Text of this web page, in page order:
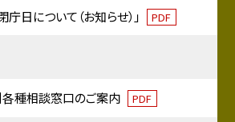
日について（お知らせ）」 PDF
各種相談窓口のご案内 PDF